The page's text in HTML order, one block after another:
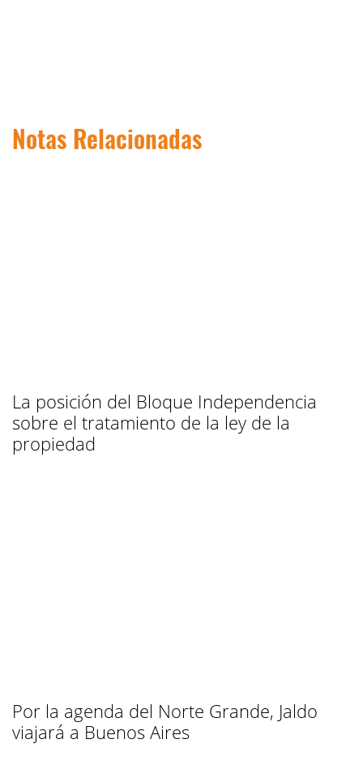
Notas Relacionadas
La posición del Bloque Independencia
sobre el tratamiento de la ley de la
propiedad
Por la agenda del Norte Grande, Jaldo
viajará a Buenos Aires